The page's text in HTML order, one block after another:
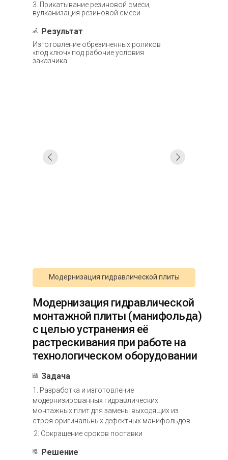
3. Прикатывание резиновой смеси,
вулканизация резиновой смеси
Изготовление обрезиненных роликов
«под ключ» под рабочие условия
заказчика
Результат
1. Разработка и изготовление
модернизированных гидравлических
монтажных плит для замены выходящих из
строя оригинальных дефектных манифольдов
Задача
2. Сокращение сроков поставки
Решение
Модернизация гидравлической плиты
Модернизация гидравлической
монтажной плиты (манифольда)
с целью устранения её
растрескивания при работе на
технологическом оборудовании